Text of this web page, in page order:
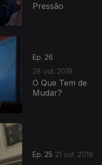
Pressão
Ep. 26
28 out. 2019
O Que Tem de
Mudar?
Ep. 25 21 out. 2019